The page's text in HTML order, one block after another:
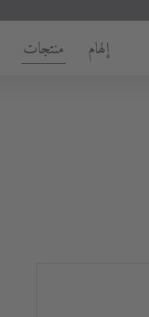
إلهام منتجات